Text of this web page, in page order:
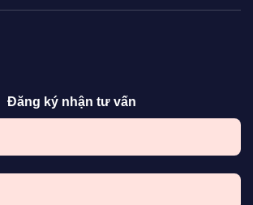
Đăng ký nhận tư vấn